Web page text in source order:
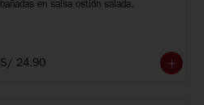
bañadas en salsa ostión salada.
S/ 24.90